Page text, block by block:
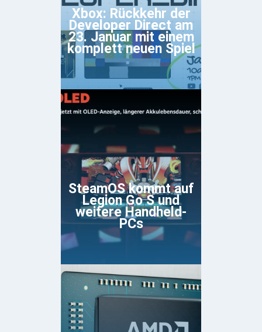
Xbox: Rückkehr der
Developer Direct am
23. Januar mit einem
komplett neuen Spiel
SteamOS kommt auf
Legion Go S und
weitere Handheld-
PCs